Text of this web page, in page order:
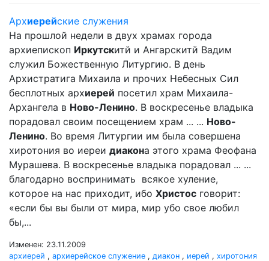
Архиерейские служения
На прошлой недели в двух храмах города
архиепископ Иркутскитй и Ангарскитй Вадим
служил Божественную Литургию. В день
Архистратига Михаила и прочих Небесных Сил
бесплотных архиерей посетил храм Михаила-
Архангела в Ново-Ленино. В воскресенье владыка
порадовал своим посещением храм ... ... Ново-
Ленино. Во время Литургии им была совершена
хиротония во иереи диакона этого храма Феофана
Мурашева. В воскресенье владыка порадовал ... ...
благодарно воспринимать всякое хуление,
которое на нас приходит, ибо Христос говорит:
«если бы вы были от мира, мир убо свое любил
бы,...
Изменен: 23.11.2009
архиерей , архиерейское служение , диакон , иерей , хиротония